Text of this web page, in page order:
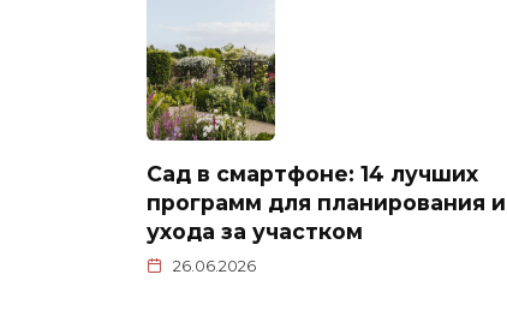
Сад в смартфоне: 14 лучших
программ для планирования и
ухода за участком
26.06.2026